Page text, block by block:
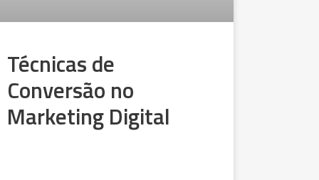
Técnicas de
Conversão no
Marketing Digital